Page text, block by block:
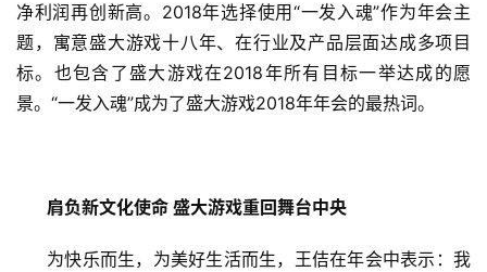
净利润再创新高。2018年选择使用“一发入魂”作为年会主
题，寓意盛大游戏十八年、在行业及产品层面达成多项目
标。也包含了盛大游戏在2018年所有目标一举达成的愿
景。“一发入魂”成为了盛大游戏2018年年会的最热词。
肩负新文化使命 盛大游戏重回舞台中央
为快乐而生，为美好生活而生，王佶在年会中表示：我